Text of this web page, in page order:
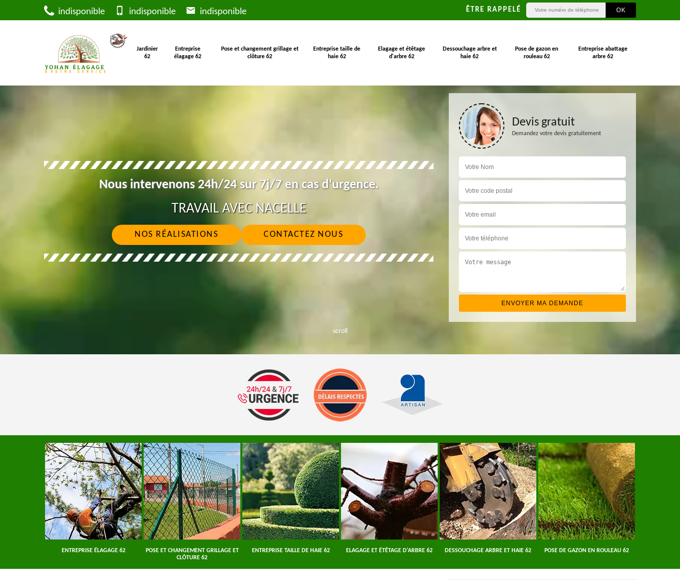
indisponible indisponible indisponible ÊTRE RAPPELÉ
Jardinier
62
Entreprise
élagage 62
Pose et changement grillage et
clôture 62
Entreprise taille de
haie 62
Elagage et étêtage
d'arbre 62
Dessouchage arbre et
haie 62
Pose de gazon en
rouleau 62
Entreprise abattage
arbre 62
scroll
Nous intervenons 24h/24 sur 7j/7 en cas d'urgence.
TRAVAIL AVEC NACELLE
NOS RÉALISATIONS CONTACTEZ NOUS
Devis gratuit
Demandez votre devis gratuitement
ENTREPRISE ÉLAGAGE 62
POSE ET CHANGEMENT GRILLAGE ET
CLÔTURE 62
ENTREPRISE TAILLE DE HAIE 62 ELAGAGE ET ÉTÊTAGE D'ARBRE 62 DESSOUCHAGE ARBRE ET HAIE 62 POSE DE GAZON EN ROULEAU 62